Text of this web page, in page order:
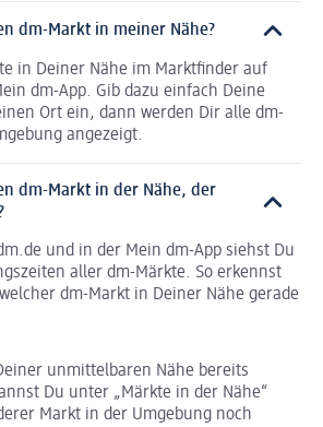
dm-Markt in meiner Nähe?
in Deiner Nähe im Marktfinder auf
dm-App. Gib dazu einfach Deine
Ort ein, dann werden Dir alle dm-
angezeigt.
dm-Markt in der Nähe, der
und in der Mein dm-App siehst Du
aller dm-Märkte. So erkennst
dm-Markt in Deiner Nähe gerade
unmittelbaren Nähe bereits
Du unter „Märkte in der Nähe“
Markt in der Umgebung noch